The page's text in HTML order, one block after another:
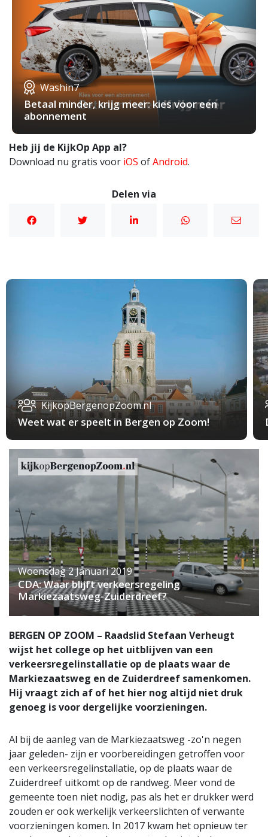
Washin7
Betaal minder, krijg meer: kies voor een
abonnement
Heb jij de KijkOp App al?
Download nu gratis voor iOS ofAndroid.
Delen via
KijkopBergenopZoom.nl
Weet wat er speelt in Bergen op Zoom!
Woensdag 2 Januari 2019
CDA: Waar blijft verkeersregeling
Markiezaatsweg-Zuiderdreef?
BERGEN OP ZOOM – Raadslid Stefaan Verheugt
wijst het college op het uitblijven van een
verkeersregelinstallatie op de plaats waar de
Markiezaatsweg en de Zuiderdreef samenkomen.
Hij vraagt zich af of het hier nog altijd niet druk
genoeg is voor dergelijke voorzieningen.
Al bij de aanleg van de Markiezaatsweg -zo'n negen
jaar geleden- zijn er voorbereidingen getroffen voor
een verkeersregelinstallatie, op de plaats waar de
Zuiderdreef uitkomt op de randweg. Meer vond de
gemeente toen niet nodig, pas als het er drukker werd
zouden er ook werkelijk verkeerslichten of verwante
voorzieningen komen. In 2017 kwam het opnieuw ter